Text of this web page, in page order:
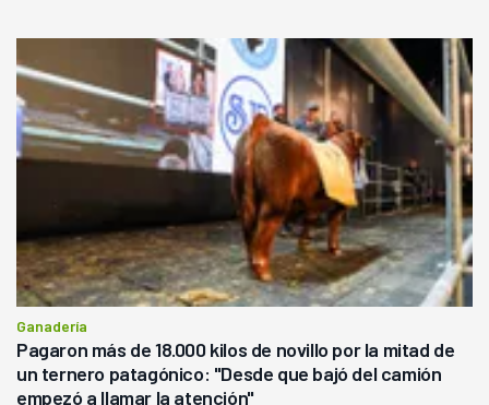
Ganadería
Pagaron más de 18.000 kilos de novillo por la mitad de
un ternero patagónico: "Desde que bajó del camión
empezó a llamar la atención"